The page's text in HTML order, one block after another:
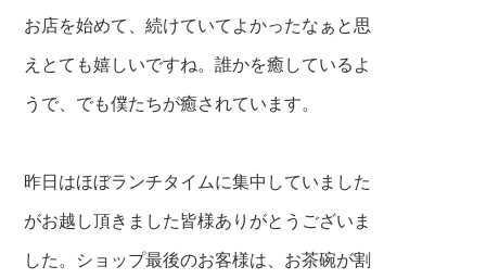
お店を始めて、続けていてよかったなぁと思
えとても嬉しいですね。誰かを癒しているよ
うで、でも僕たちが癒されています。
昨日はほぼランチタイムに集中していました
がお越し頂きました皆様ありがとうございま
した。ショップ最後のお客様は、お茶碗が割